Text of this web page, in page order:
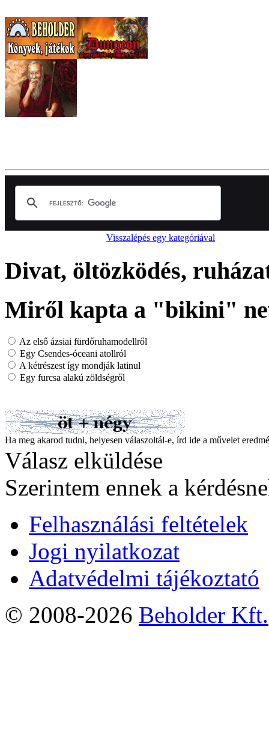
Visszalépés egy kategóriával
Divat, öltözködés,
Miről kapta a "bikini"
Az első ázsiai fürdőruhamodellről
Egy Csendes-óceani atollról
A kétrészest így mondják latinul
Egy furcsa alakú zöldségről
Ha meg akarod tudni, helyesen válaszoltál-e, írd ide a művelet
Válasz elküldése
Szerintem ennek a
Felhasználási feltételek
Jogi nyilatkozat
Adatvédelmi tájékoztató
© 2008-2026 Beholder Kft.